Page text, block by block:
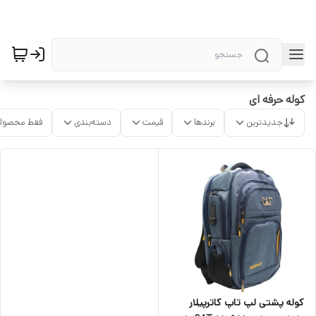
کوله حرفه ای
جدیدترین برندها قیمت دسته‌بندی فقط
کوله پشتی لپ تاپ کاترپیلار